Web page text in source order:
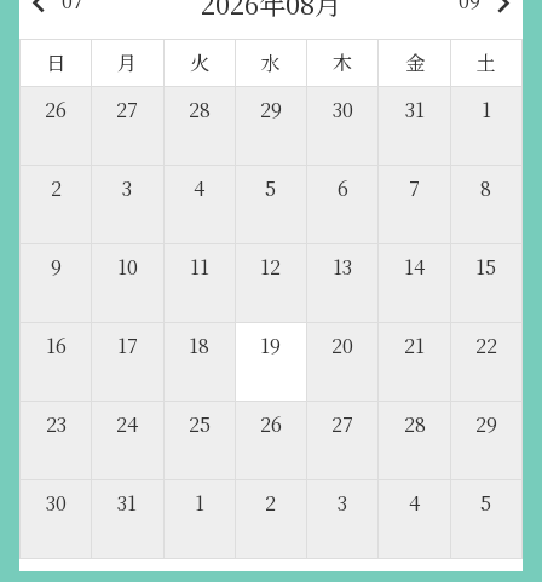
日 月 火 水 木 金
土
26
27 28 29 30 31 1
2 3 4 5 6 7 8
9 10 11 12 13 14 15
16 17 18 19 20 21 22
23 24 25 26 27 28 29
30 31 1 2 3 4 5